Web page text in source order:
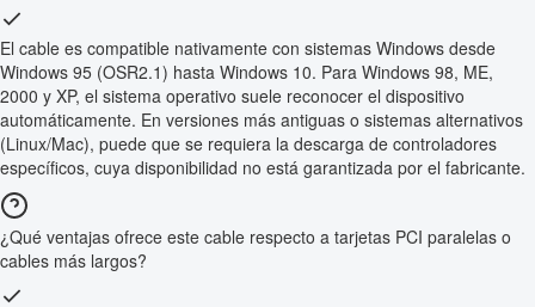
El cable es compatible nativamente con sistemas Windows desde
Windows 95 (OSR2.1) hasta Windows 10. Para Windows 98, ME,
2000 y XP, el sistema operativo suele reconocer el dispositivo
automáticamente. En versiones más antiguas o sistemas alternativos
(Linux/Mac), puede que se requiera la descarga de controladores
específicos, cuya disponibilidad no está garantizada por el fabricante.
¿Qué ventajas ofrece este cable respecto a tarjetas PCI paralelas o
cables más largos?